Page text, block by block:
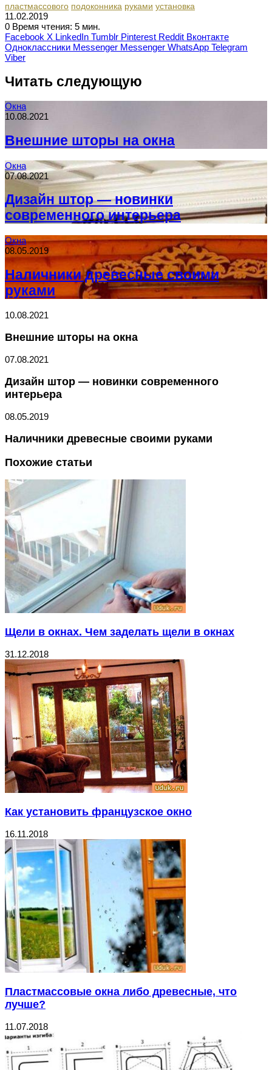
пластмассового подоконника руками установка
11.02.2019
0 Время чтения: 5 мин.
Facebook X LinkedIn Tumblr Pinterest Reddit Вконтакте
Одноклассники Messenger Messenger WhatsApp Telegram
Viber
Читать следующую
Окна
10.08.2021
Внешние шторы на окна
Окна
07.08.2021
Дизайн штор — новинки
современного интерьера
Окна
08.05.2019
Наличники древесные своими
руками
10.08.2021
Внешние шторы на окна
07.08.2021
Дизайн штор — новинки современного
интерьера
08.05.2019
Наличники древесные своими руками
Похожие статьи
Щели в окнах. Чем заделать щели в окнах
31.12.2018
Как установить французское окно
16.11.2018
Пластмассовые окна либо древесные, что
лучше?
11.07.2018